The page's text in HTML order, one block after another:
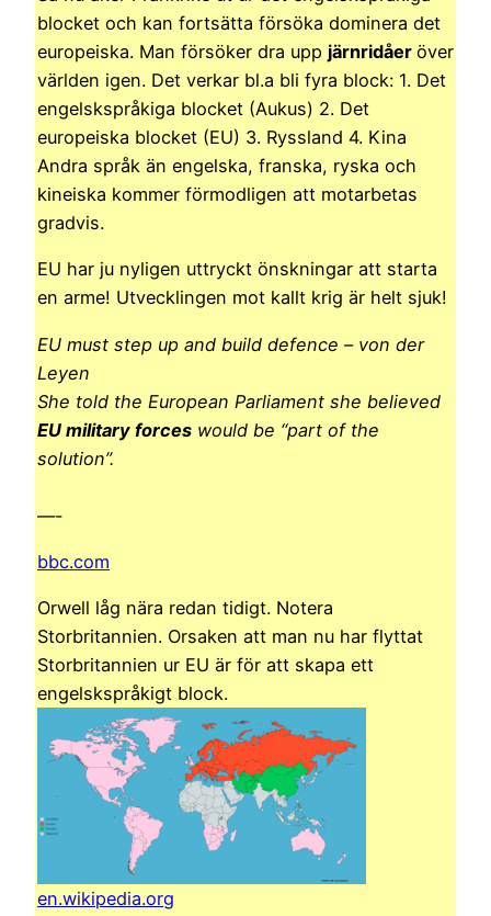
blocket och kan fortsätta försöka dominera det
europeiska. Man försöker dra upp järnridåer över
världen igen. Det verkar bl.a bli fyra block: 1. Det
engelskspråkiga blocket (Aukus) 2. Det
europeiska blocket (EU) 3. Ryssland 4. Kina
Andra språk än engelska, franska, ryska och
kineiska kommer förmodligen att motarbetas
gradvis.
EU har ju nyligen uttryckt önskningar att starta
en arme! Utvecklingen mot kallt krig är helt sjuk!
EU must step up and build defence – von der
Leyen
She told the European Parliament she believed
EU military forces would be “part of the
solution”.
—-
bbc.com
Orwell låg nära redan tidigt. Notera
Storbritannien. Orsaken att man nu har flyttat
Storbritannien ur EU är för att skapa ett
engelskspråkigt block.
en.wikipedia.org